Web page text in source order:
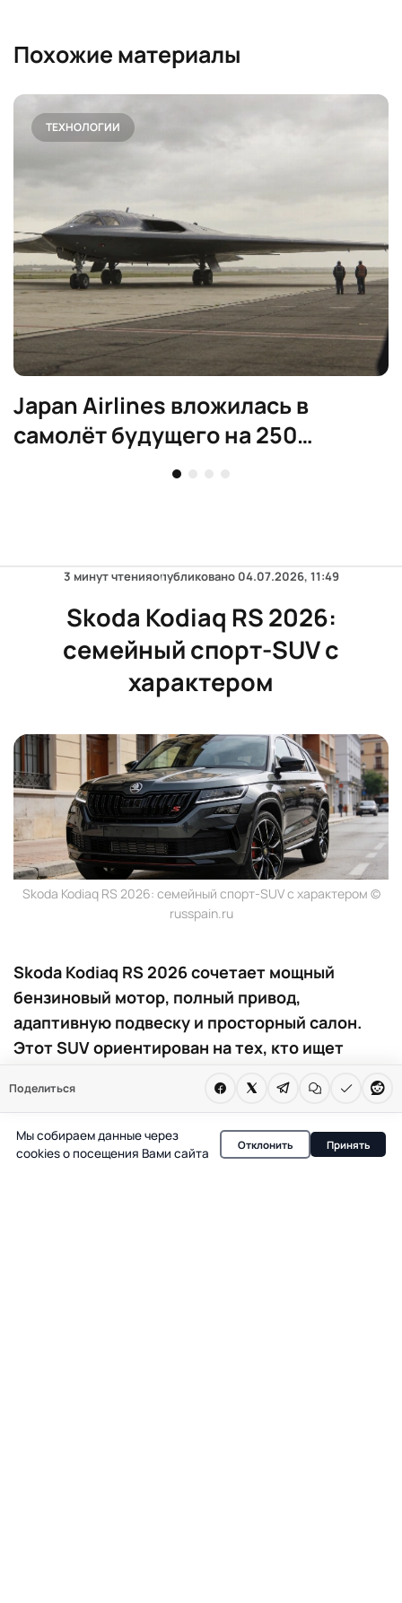
Похожие материалы
ТЕХНОЛОГИИ
Japan Airlines вложилась в
самолёт будущего на 250
Поделиться
3 минут чтенияопубликовано 04.07.2026, 11:49
Skoda Kodiaq RS 2026:
семейный спорт-SUV с
характером
Skoda Kodiaq RS 2026: семейный спорт-SUV с характером ©
russpain.ru
Skoda Kodiaq RS 2026 сочетает мощный
бензиновый мотор, полный привод,
адаптивную подвеску и просторный салон.
Этот SUV ориентирован на тех, кто ищет
для семьи.
Skoda представила обновленный Kodiaq RS 2026 —
кроссовер, который не пытается казаться спортивнее,
Мы собираем данные через
cookies о посещения Вами сайта
Отклонить Принять